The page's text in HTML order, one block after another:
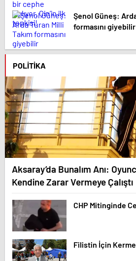
Şenol Güneş:
formasını giyebilir
POLITIKA
Aksaray’da Bunalım Anı:
Kendine Zarar Vermeye Çalıştı
CHP Mitinginde
Filistin İçin